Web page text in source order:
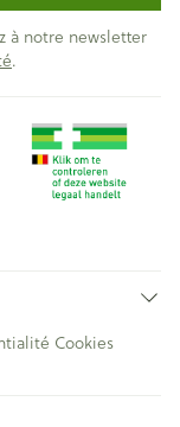
à notre newsletter
.
Cookies